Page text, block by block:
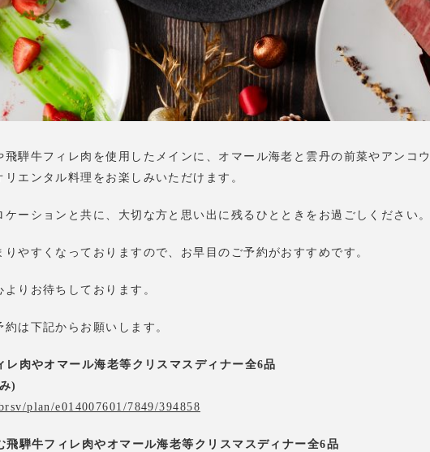
騨牛フィレ肉を使用したメインに、オマール海老と雲丹の前菜やアンコ
エンタル料理をお楽しみいただけます。
ーションと共に、大切な方と思い出に残るひとときをお過ごしください。
やすくなっておりますので、お早目のご予約がおすすめです。
りお待ちしております。
は下記からお願いします。
肉やオマール海老等クリスマスディナー全6品
)
plan/e014007601/7849/394858
騨牛フィレ肉やオマール海老等クリスマスディナー全6品